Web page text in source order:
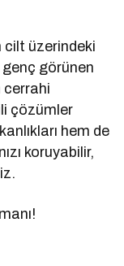
cilt üzerindeki
görünen
cerrahi
çözümler
hem de
koruyabilir,